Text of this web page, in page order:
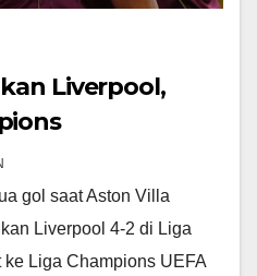
Liverpool,
gol saat Aston Villa
Liverpool 4-2 di Liga
ke Liga Champions UEFA